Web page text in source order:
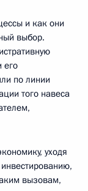
и как они
выбор.
его
по линии
того навеса
уходя
вызовам,